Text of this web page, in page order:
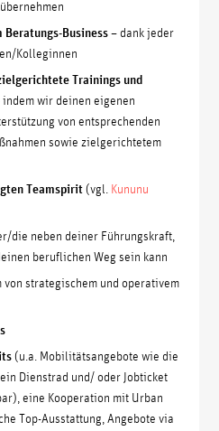
Business– dank jeder
Kolleginnen
Trainings und
indem wir deinen eigenen
von entsprechenden
sowie zielgerichtetem
Teamspirit(vgl. Kununu
die neben deiner Führungskraft,
beruflichen Weg sein kann
von strategischem und operativem
(u.a. Mobilitätsangebote wie die
Dienstrad und/ oder Jobticket
eine Kooperation mit Urban
Top-Ausstattung, Angebote via